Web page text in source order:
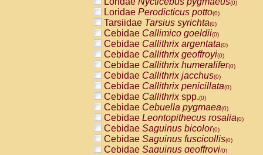
(0)
Loridae Perodicticus potto(0)
Tarsiidae Tarsius syrichta(0)
Cebidae Callimico goeldii(0)
Cebidae Callithrix argentata(0)
Cebidae Callithrix geoffroyi(0)
Cebidae Callithrix humeralifer(0)
Cebidae Callithrix jacchus(0)
Cebidae Callithrix penicillata(0)
Cebidae Callithrixspp.(0)
Cebidae Cebuella pygmaea(0)
Cebidae Leontopithecus rosalia(0)
Cebidae Saguinus bicolor(0)
Cebidae Saguinus fuscicollis(0)
Cebidae Saguinus geoffroyi(0)